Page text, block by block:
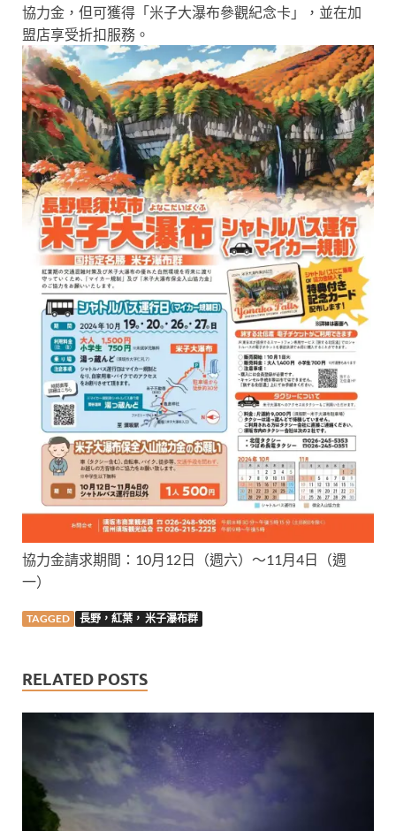
協力金，但可獲得「米子大瀑布參觀紀念卡」，並在加
盟店享受折扣服務。
協力金請求期間：10月12日（週六）～11月4日（週
一）
TAGGED 長野，紅葉， 米子瀑布群
RELATED POSTS